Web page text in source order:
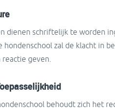
dienen schriftelijk te worden
hondenschool zal de klacht in
geven.
behoudt zich het